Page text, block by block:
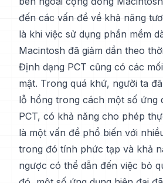
đến các vấn đề về khả năng
là khi việc sử dụng phần mềm
Macintosh đã giảm dần theo
Định dạng PCT cũng có các
mật. Trong quá khứ, người ta
lỗ hổng trong cách một số ứng
PCT, có khả năng cho phép
là một vấn đề phổ biến với
trong đó tính phức tạp và khả
ngược có thể dẫn đến việc bỏ